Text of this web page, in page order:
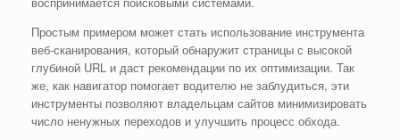
Простым примером может стать использование инструмента
веб-сканирования, который обнаружит страницы с высокой
глубиной URL и даст рекомендации по их оптимизации. Так
же, как навигатор помогает водителю не заблудиться, эти
инструменты позволяют владельцам сайтов минимизировать
число ненужных переходов и улучшить процесс обхода.